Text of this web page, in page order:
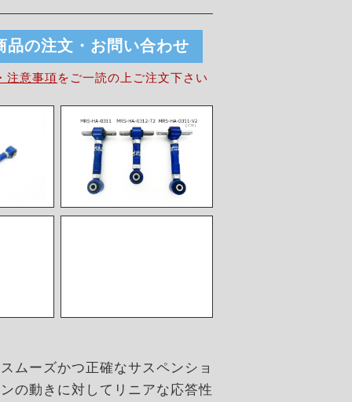
品の注文・お問い合わせ
注意事項を ご一読の上ご注文下さい
ムーズかつ正確なサスペンショ
の動きに対してリニアな応答性